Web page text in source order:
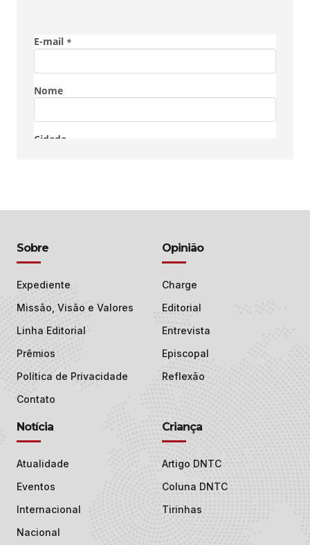
Sobre
Expediente
Missão, Visão e Valores
Linha Editorial
Prêmios
Política de Privacidade
Contato
Opinião
Charge
Editorial
Entrevista
Episcopal
Reflexão
Notícia
Atualidade
Eventos
Internacional
Nacional
Criança
Artigo DNTC
Coluna DNTC
Tirinhas